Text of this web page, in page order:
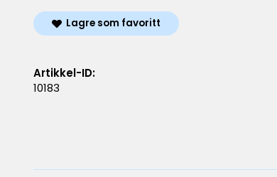
Lagre som favoritt
Artikkel-ID:
10183